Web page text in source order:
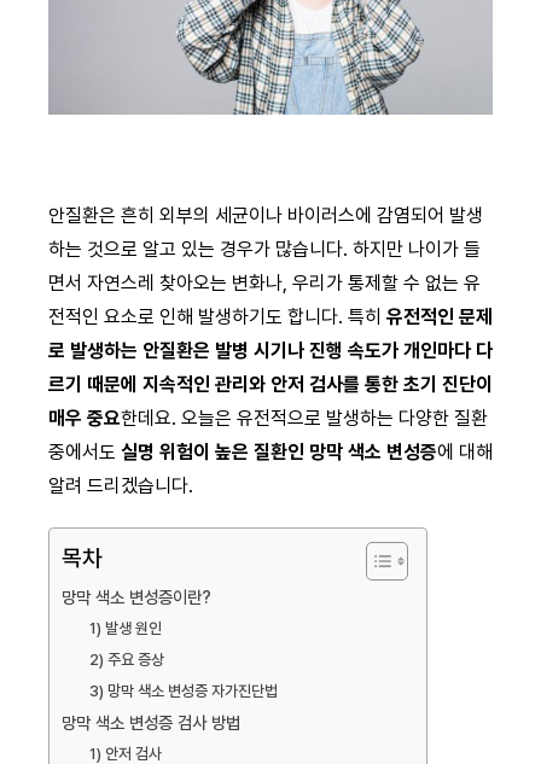
안질환은 흔히 외부의 세균이나 바이러스에 감염되어 발생
하는 것으로 알고 있는 경우가 많습니다. 하지만 나이가 들
면서 자연스레 찾아오는 변화나, 우리가 통제할 수 없는 유
전적인 요소로 인해 발생하기도 합니다. 특히 유전적인 문제
로 발생하는 안질환은 발병 시기나 진행 속도가 개인마다 다
르기 때문에 지속적인 관리와 안저 검사를 통한 초기 진단이
매우 중요한데요. 오늘은 유전적으로 발생하는 다양한 질환
중에서도 실명 위험이 높은 질환인 망막 색소 변성증에 대해
알려 드리겠습니다.
목차
망막 색소 변성증이란?
1) 발생 원인
2) 주요 증상
3) 망막 색소 변성증 자가진단법
망막 색소 변성증 검사 방법
1) 안저 검사